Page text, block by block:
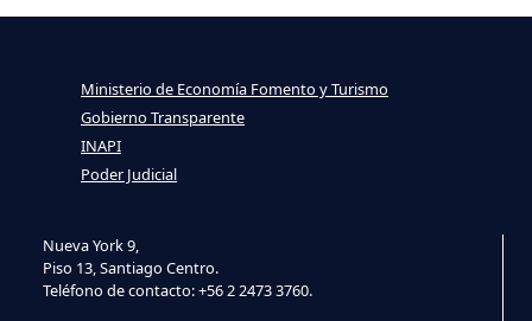
Nueva York 9,
Piso 13, Santiago Centro.
Teléfono de contacto: +56 2 2473 3760.
Ministerio de Economía Fomento y Turismo
Gobierno Transparente
INAPI
Poder Judicial